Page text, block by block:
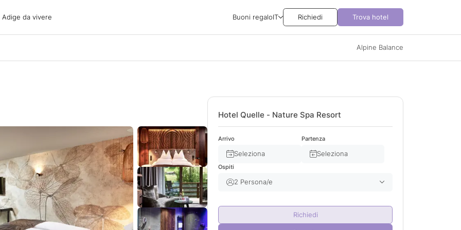
Adige da vivere Buoni regaloIT Richiedi Trova hotel
Alpine Balance
Hotel Quelle - Nature Spa Resort
Arrivo
Seleziona
Partenza
Seleziona
Ospiti
2 Persona/e
Bambino/i 0
Richiedi